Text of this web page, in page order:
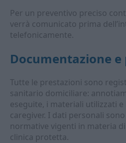
Per un preventivo preciso
verrà comunicato prima
telefonicamente.
Documentazione
Tutte le prestazioni sono
sanitario domiciliare:
eseguite, i materiali utilizzati e
caregiver. I dati personali
normative vigenti in materia
clinica protetta.